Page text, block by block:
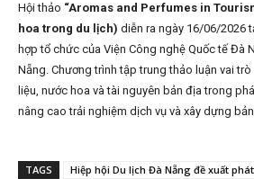
Hội thảo “Aromas and Perfumes in
hoa trong du lịch) diễn ra ngày 16/06/2026
hợp tổ chức của Viện Công nghệ Quốc tế Đà
Nẵng. Chương trình tập trung thảo luận vai
liệu, nước hoa và tài nguyên bản địa trong
nâng cao trải nghiệm dịch vụ và xây dựng
TAGS Hiệp hội Du lịch Đà Nẵng đề xuất